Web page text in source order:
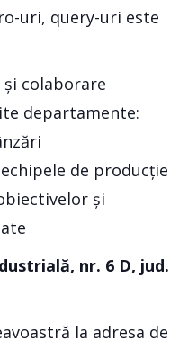
uri, query-uri este
colaborare
departamente:
de producție
și
nr. 6 D, jud.
la adresa de